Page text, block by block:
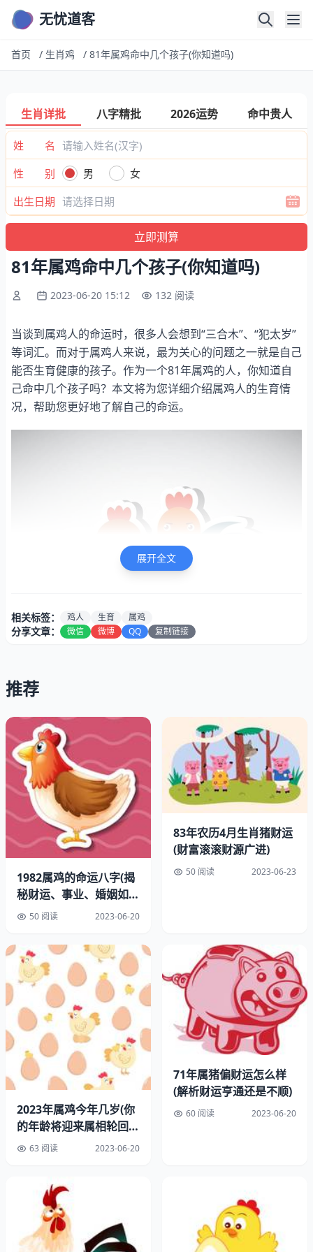
无忧道客
首页 / 生肖鸡 / 81年属鸡命中几个孩子(你知道吗)
生肖详批 八字精批 2026运势 命中贵人
姓 名
性 别
男
女
出生日期
81年属鸡命中几个孩子(你知道吗)
2023-06-20 15:12 132 阅读
当谈到属鸡人的命运时，很多人会想到“三合木”、“犯太岁”
等词汇。而对于属鸡人来说，最为关心的问题之一就是自己
能否生育健康的孩子。作为一个81年属鸡的人，你知道自
己命中几个孩子吗？本文将为您详细介绍属鸡人的生育情
况，帮助您更好地了解自己的命运。
一、属鸡人的生育情况
作为一个属鸡的人，生育问题一直是我非常关心的话题。根
据中国传统的八字命理学，属鸡人的生育情况与其命中的五
行属性有关。属鸡人的五行属性为金，而金属性的人在生育
方面通常比较困难。属鸡人的生育情况确实值得关注。
二、属鸡人的命中孩子数
根据八字命理学的理论，属鸡人的命中孩子数通常为两个。
这是因为属鸡人的命局中，通常会出现两个子女宫位，这也
法，实际情况还需要考虑到其他的影响。
三、属鸡人生育的影响
除了五行属性外，属鸡人的生育情况还受到其他的影响。以
下是一些可能会影响属鸡人生育的：
1、年龄：
年龄的增长，女性的生育会逐渐下降。属鸡人如
果想要生育健康的孩子，在适当的年龄内进行生育。
2、健康状况：身体健康状况对生育也有很大的影响。如果
属鸡人身体不健康，生育的就会降低。
属鸡人的生活和工作环境不良，生育的也会受到影响。
四、属鸡人的生育建议
针对属鸡人的生育情况，以下是一些建议：
展开全文
相关标签： 鸡人 生育 属鸡
分享文章： 微信 微博 QQ 复制链接
推荐
1982属鸡的命运八字(揭
秘财运、事业、婚姻如
何)50 阅读 2023-06-20
83年农历4月生肖猪财运
(财富滚滚财源广进)
50 阅读 2023-06-23
2023年属鸡今年几岁(你
的年龄将迎来属相轮回的
新篇章)
63 阅读 2023-06-20
71年属猪偏财运怎么样
(解析财运亨通还是不顺)
60 阅读 2023-06-20